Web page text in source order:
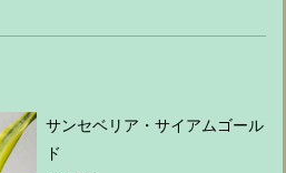
サンセベリア・サイアムゴール
ド